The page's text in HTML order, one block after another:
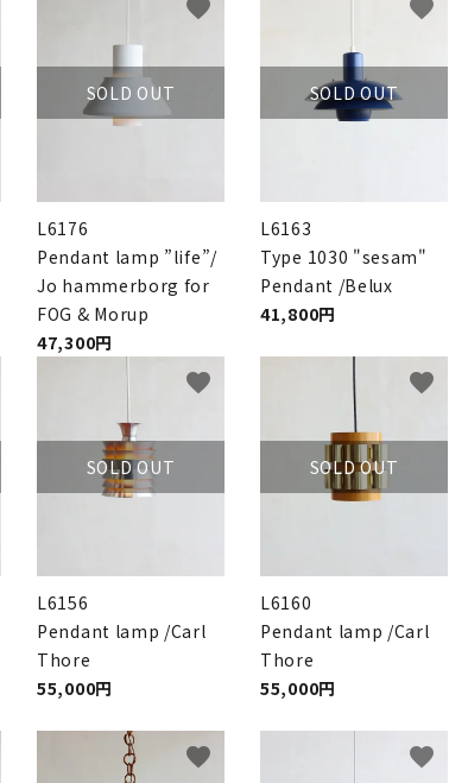
SOLD OUT
L6176
Pendant lamp ”life”/
Jo hammerborg for
FOG & Morup
47,300円
favorite
SOLD OUT
L6163
Type 1030 "sesam"
Pendant /Belux
41,800円
favorite
SOLD OUT
L6156
Pendant lamp /Carl
Thore
55,000円
favorite
SOLD OUT
L6160
Pendant lamp /Carl
Thore
55,000円
favorite
favorite favorite